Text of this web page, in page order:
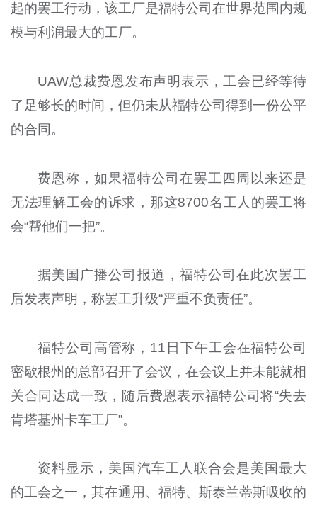
起的罢工行动，该工厂是福特公司在世界范围内规
模与利润最大的工厂。
UAW总裁费恩发布声明表示，工会已经等待
了足够长的时间，但仍未从福特公司得到一份公平
的合同。
费恩称，如果福特公司在罢工四周以来还是
无法理解工会的诉求，那这8700名工人的罢工将
会“帮他们一把”。
据美国广播公司报道，福特公司在此次罢工
后发表声明，称罢工升级“严重不负责任”。
福特公司高管称，11日下午工会在福特公司
密歇根州的总部召开了会议，在会议上并未能就相
关合同达成一致，随后费恩表示福特公司将“失去
肯塔基州卡车工厂”。
资料显示，美国汽车工人联合会是美国最大
的工会之一，其在通用、福特、斯泰兰蒂斯吸收的